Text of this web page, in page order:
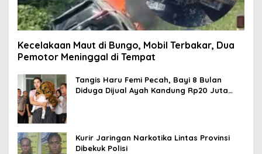
Kecelakaan Maut di Bungo, Mobil Terbakar, Dua
Pemotor Meninggal di Tempat
Tangis Haru Femi Pecah, Bayi 8 Bulan
Diduga Dijual Ayah Kandung Rp20 Juta
Kurir Jaringan Narkotika Lintas Provinsi
Dibekuk Polisi